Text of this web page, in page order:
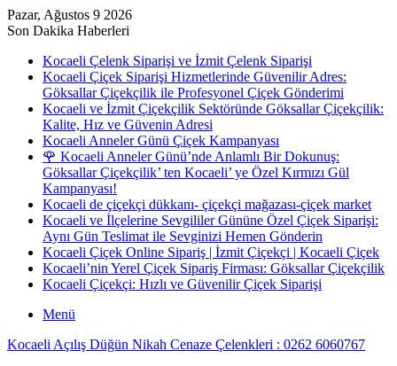
Pazar, Ağustos 9 2026
Son Dakika Haberleri
Kocaeli Çelenk Siparişi ve İzmit Çelenk Siparişi
Kocaeli Çiçek Siparişi Hizmetlerinde Güvenilir Adres:
Göksallar Çiçekçilik ile Profesyonel Çiçek Gönderimi
Kocaeli ve İzmit Çiçekçilik Sektöründe Göksallar Çiçekçilik:
Kalite, Hız ve Güvenin Adresi
Kocaeli Anneler Günü Çiçek Kampanyası
🌹 Kocaeli Anneler Günü’nde Anlamlı Bir Dokunuş:
Göksallar Çiçekçilik’ ten Kocaeli’ ye Özel Kırmızı Gül
Kampanyası!
Kocaeli de çiçekçi dükkanı- çiçekçi mağazası-çiçek market
Kocaeli ve İlçelerine Sevgililer Gününe Özel Çiçek Siparişi:
Aynı Gün Teslimat ile Sevginizi Hemen Gönderin
Kocaeli Çiçek Online Sipariş | İzmit Çiçekçi | Kocaeli Çiçek
Kocaeli’nin Yerel Çiçek Sipariş Firması: Göksallar Çiçekçilik
Kocaeli Çiçekçi: Hızlı ve Güvenilir Çiçek Siparişi
Menü
Kocaeli Açılış Düğün Nikah Cenaze Çelenkleri : 0262 6060767